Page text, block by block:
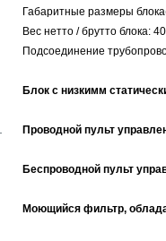
Габаритные размеры
Вес нетто / брутто блока:
Подсоединение
Блок с низкимм
Проводной пульт
Беспроводной пульт
Моющийся фильтр,